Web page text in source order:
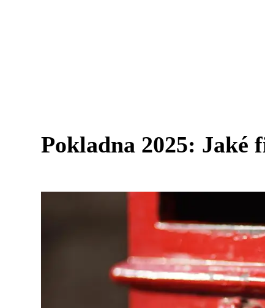
Pokladna 2025: Jaké